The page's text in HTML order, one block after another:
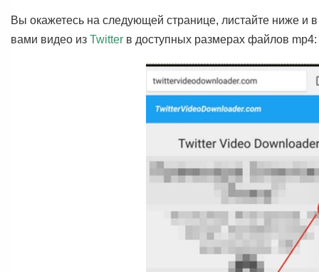
Вы окажетесь на следующей странице, листайте ниже и
вами видео из Twitter в доступных размерах файлов mp4: